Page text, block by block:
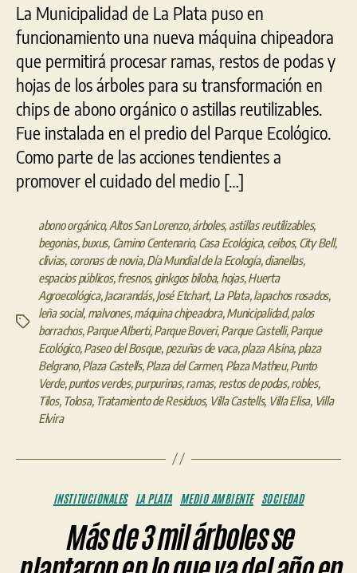
La Municipalidad de La Plata puso en
funcionamiento una nueva máquina chipeadora
que permitirá procesar ramas, restos de podas y
hojas de los árboles para su transformación en
chips de abono orgánico o astillas reutilizables.
Fue instalada en el predio del Parque Ecológico.
Como parte de las acciones tendientes a
promover el cuidado del medio […]
Etiquetas
abono orgánico, Altos San Lorenzo,árboles, astillas reutilizables,
begonias,buxus, Camino Centenario, Casa Ecológica, ceibos, City Bell,
clivias, coronas de novia,Día Mundial de la Ecología,dianellas,
espacios públicos,fresnos, ginkgos biloba, hojas,Huerta
Agroecológica,Jacarandás,José Etchart, La Plata,lapachos rosados,
leña social, malvones,máquina chipeadora,Municipalidad,palos
borrachos,Parque Alberti,Parque Boveri,Parque Castelli,Parque
Ecológico,Paseo del Bosque, pezuñas de vaca,plaza Alsina, plaza
Belgrano,Plaza Castells,Plaza del Carmen, Plaza Matheu,Punto
Verde,puntos verdes,purpurinas,ramas, restos de podas,robles,
Tilos, Tolosa, Tratamiento de Residuos, Villa Castells, Villa Elisa, Villa
Elvira
Categorías
INSTITUCIONALES LA PLATA MEDIO AMBIENTE SOCIEDAD
Más de 3 mil árboles se